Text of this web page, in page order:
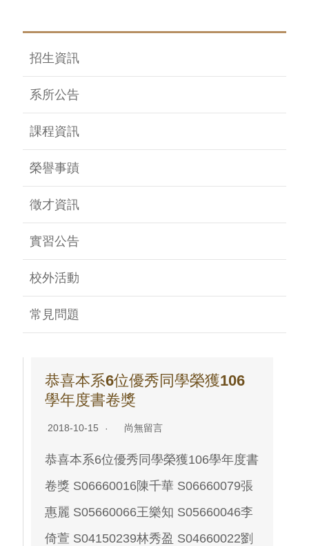
招生資訊
系所公告
課程資訊
榮譽事蹟
徵才資訊
實習公告
校外活動
常見問題
恭喜本系6位優秀同學榮獲106
學年度書卷獎
2018-10-15 尚無留言
恭喜本系6位優秀同學榮獲106學年度書
卷獎 S06660016陳千華 S06660079張
惠麗 S05660066王樂知 S05660046李
倚萱 S04150239林秀盈 S04660022劉